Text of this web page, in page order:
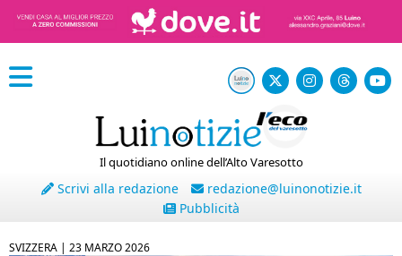
Il quotidiano online dell’Alto Varesotto
Scrivi alla redazione
redazione@luinonotizie.it
Pubblicità
SVIZZERA | 23 MARZO 2026